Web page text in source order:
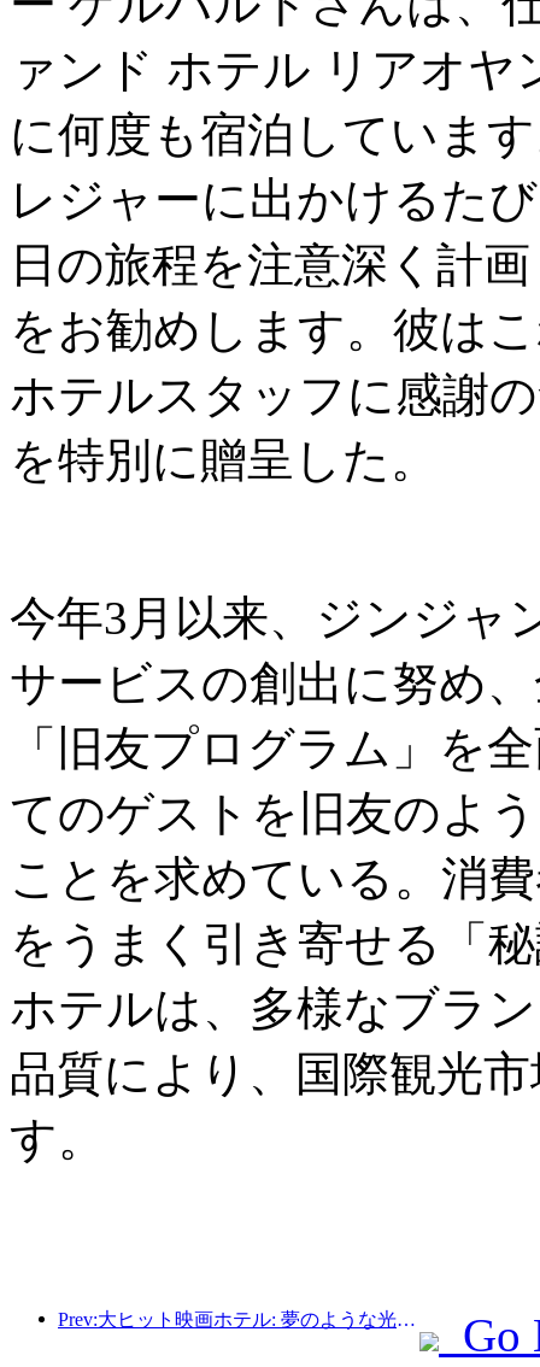
ァンド ホテル リアオ
に何度も宿泊していま
レジャーに出かけるた
日の旅程を注意深く計
をお勧めします。彼は
ホテルスタッフに感謝
を特別に贈呈した。
今年3月以来、ジンジャ
サービスの創出に努め
「旧友プログラム」を
てのゲストを旧友のよ
ことを求めている。消
をうまく引き寄せる「
ホテルは、多様なブラ
品質により、国際観光
す。
Prev:大ヒット映画ホテル: 夢のような光と影の静かな旅
Go